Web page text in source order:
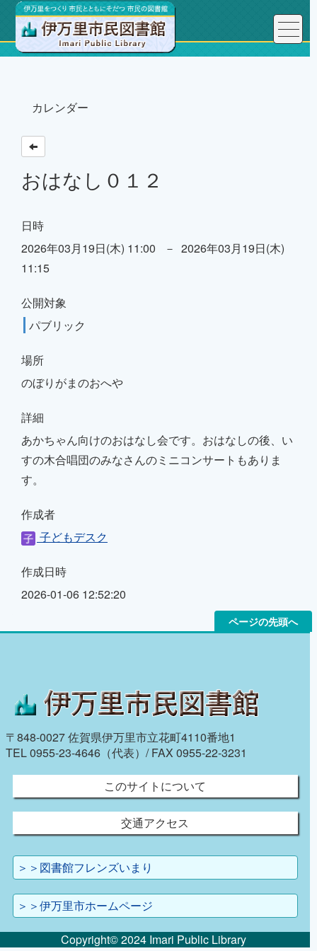
トップページ
カレンダー
おはなし０１２
日時
2026年03月19日(木) 11:00 － 2026年03月19日(木)
11:15
公開対象
パブリック
場所
のぼりがまのおへや
詳細
あかちゃん向けのおはなし会です。おはなしの後、い
すの木合唱団のみなさんのミニコンサートもありま
す。
作成者
子どもデスク
作成日時
2026-01-06 12:52:20
ページの先頭へ
〒848-0027 佐賀県伊万里市立花町4110番地1
TEL 0955-23-4646（代表）/ FAX 0955-22-3231
このサイトについて
交通アクセス
＞＞図書館フレンズいまり
＞＞伊万里市ホームページ
Copyright© 2024 Imari Public Library